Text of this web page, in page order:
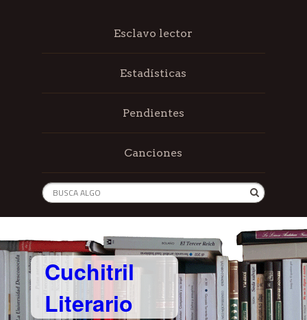
Esclavo lector
Estadísticas
Pendientes
Canciones
Cuchitril
Literario